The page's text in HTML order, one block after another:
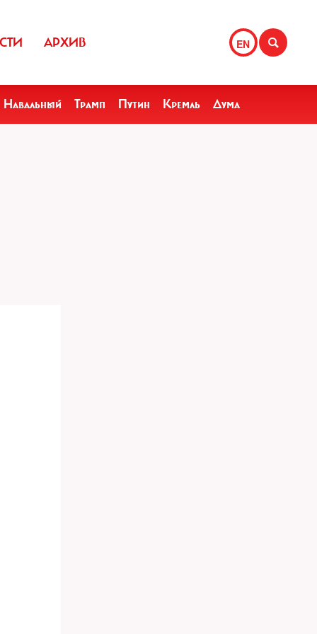
EN
АРХИВ
Навальный Трамп Путин Кремль Дума